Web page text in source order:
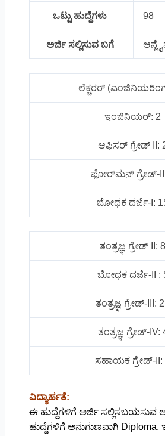
ಒಟ್ಟು ಹುದ್ದೆಗಳು 98
ಅರ್ಜಿ ಸಲ್ಲಿಸುವ ಬಗೆ
ಲೆಕ್ಚರರ್
ಇಂಜಿನಿಯರ್: 2
ಆಫಿಸರ್ ಗ್ರೇಡ್ II:
ಫೋರ್‌ಮನ್ ಗ್ರೇಡ್-
ಬೋಧಕ ದರ್ಜೆ-I:
ತಂತ್ರಜ್ಞ ಗ್ರೇಡ್ II: 8
ಬೋಧಕ ದರ್ಜೆ-II :
ತಂತ್ರಜ್ಞ ಗ್ರೇಡ್-III:
ತಂತ್ರಜ್ಞ ಗ್ರೇಡ್-IV:
ಸಹಾಯಕ ಗ್ರೇಡ್-II:
ವಿದ್ಯಾರ್ಹತೆ:
ಈ ಹುದ್ದೆಗಳಿಗೆ ಅರ್ಜಿ ಸಲ್ಲಿಸಬಯಸುವ
ಹುದ್ದೆಗಳಿಗೆ ಅನುಗುಣವಾಗಿ